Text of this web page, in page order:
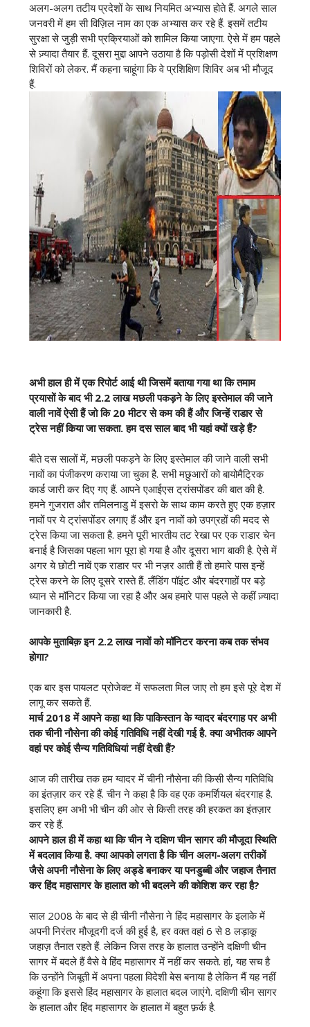
अलग-अलग तटीय प्रदेशों के साथ नियमित अभ्यास होते हैं. अगले साल
जनवरी में हम सी विज़िल नाम का एक अभ्यास कर रहे हैं. इसमें तटीय
सुरक्षा से जुड़ी सभी प्रक्रियाओं को शामिल किया जाएगा. ऐसे में हम पहले
से ज़्यादा तैयार हैं. दूसरा मुद्दा आपने उठाया है कि पड़ोसी देशों में प्रशिक्षण
शिविरों को लेकर. मैं कहना चाहूंगा कि वे प्रशिक्षिण शिविर अब भी मौजूद
हैं.
अभी हाल ही में एक रिपोर्ट आई थी जिसमें बताया गया था कि तमाम
प्रयासों के बाद भी 2.2 लाख मछली पकड़ने के लिए इस्तेमाल की जाने
वाली नावें ऐसी हैं जो कि 20 मीटर से कम की हैं और जिन्हें राडार से
ट्रेस नहीं किया जा सकता. हम दस साल बाद भी यहां क्यों खड़े हैं?
बीते दस सालों में, मछली पकड़ने के लिए इस्तेमाल की जाने वाली सभी
नावों का पंजीकरण कराया जा चुका है. सभी मछुआरों को बायोमैट्रिक
कार्ड जारी कर दिए गए हैं. आपने एआईएस ट्रांसपोंडर की बात की है.
हमने गुजरात और तमिलनाडु में इसरो के साथ काम करते हुए एक हज़ार
नावों पर ये ट्रांसपोंडर लगाए हैं और इन नावों को उपग्रहों की मदद से
ट्रेस किया जा सकता है. हमने पूरी भारतीय तट रेखा पर एक राडार चेन
बनाई है जिसका पहला भाग पूरा हो गया है और दूसरा भाग बाकी है. ऐसे में
अगर ये छोटी नावें एक राडार पर भी नज़र आती हैं तो हमारे पास इन्हें
ट्रेस करने के लिए दूसरे रास्ते हैं. लैंडिंग पॉइंट और बंदरगाहों पर बड़े
ध्यान से मॉनिटर किया जा रहा है और अब हमारे पास पहले से कहीं ज़्यादा
जानकारी है.
आपके मुताबिक़ इन 2.2 लाख नावों को मॉनिटर करना कब तक संभव
होगा?
एक बार इस पायलट प्रोजेक्ट में सफलता मिल जाए तो हम इसे पूरे देश में
लागू कर सकते हैं.
मार्च 2018 में आपने कहा था कि पाकिस्तान के ग्वादर बंदरगाह पर अभी
तक चीनी नौसेना की कोई गतिविधि नहीं देखी गई है. क्या अभीतक आपने
वहां पर कोई सैन्य गतिविधियां नहीं देखी हैं?
आज की तारीख तक हम ग्वादर में चीनी नौसेना की किसी सैन्य गतिविधि
का इंतज़ार कर रहे हैं. चीन ने कहा है कि वह एक कमर्शियल बंदरगाह है.
इसलिए हम अभी भी चीन की ओर से किसी तरह की हरकत का इंतज़ार
कर रहे हैं.
आपने हाल ही में कहा था कि चीन ने दक्षिण चीन सागर की मौजूदा स्थिति
में बदलाव किया है. क्या आपको लगता है कि चीन अलग-अलग तरीकों
जैसे अपनी नौसेना के लिए अड्डे बनाकर या पनडुब्बी और जहाज तैनात
कर हिंद महासागर के हालात को भी बदलने की कोशिश कर रहा है?
साल 2008 के बाद से ही चीनी नौसेना ने हिंद महासागर के इलाके में
अपनी निरंतर मौजूदगी दर्ज की हुई है, हर वक्त वहां 6 से 8 लड़ाकू
जहाज़ तैनात रहते हैं. लेकिन जिस तरह के हालात उन्होंने दक्षिणी चीन
सागर में बदले हैं वैसे वे हिंद महासागर में नहीं कर सकते. हां, यह सच है
कि उन्होंने जिबूती में अपना पहला विदेशी बेस बनाया है लेकिन मैं यह नहीं
कहूंगा कि इससे हिंद महासागर के हालात बदल जाएंगे. दक्षिणी चीन सागर
के हालात और हिंद महासागर के हालात में बहुत फ़र्क है.